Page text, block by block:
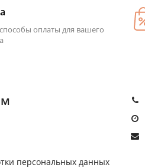
оплаты для вашего
персональных данных